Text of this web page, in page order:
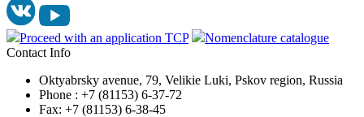
Proceed with an application TCP
Nomenclature catalogue
Contact Info
Oktyabrsky avenue, 79, Velikie Luki, Pskov region, Russia
Phone : +7 (81153) 6-37-72
Fax: +7 (81153) 6-38-45